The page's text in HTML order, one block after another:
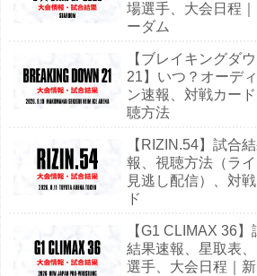
場選手、大会日程｜
ーダム
【ブレイキングダ
21】いつ？オーデ
ン速報、対戦カー
聴方法
【RIZIN.54】試合
報、視聴方法（ライ
見逃し配信）、対
ド
【G1 CLIMAX 36】
結果速報、星取表
選手、大会日程｜